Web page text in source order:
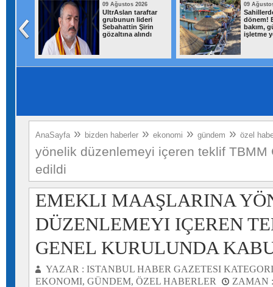
09 Ağustos 2026
UltrAslan taraftar
grubunun lideri
Sebahattin Şirin
gözaltına alındı
09
dönem!
bakım,
işletme
AnaSayfa » bizden haberler » ekonomi » gündem » özel
yönelik düzenlemeyi içeren teklif TBMM
edildi
EMEKLI MAAŞLARINA
DÜZENLEMEYI IÇEREN
GENEL KURULUNDA
YAZAR : ISTANBUL HABER GAZETESI
EKONOMI, GÜNDEM, ÖZEL HABERLER ZAMAN